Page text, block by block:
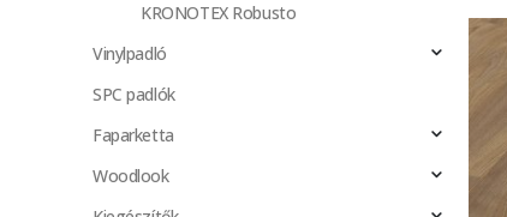
KRONOTEX Robusto
Vinylpadló
SPC padlók
Faparketta
Woodlook